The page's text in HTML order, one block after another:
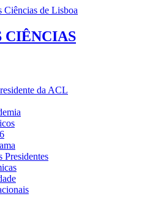
CIÊNCIAS
da ACL
Presidentes